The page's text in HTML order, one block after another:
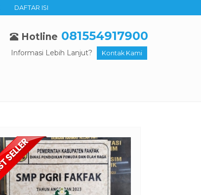
DAFTAR ISI
Hotline 081554917900
Informasi Lebih Lanjut? Kontak Kami